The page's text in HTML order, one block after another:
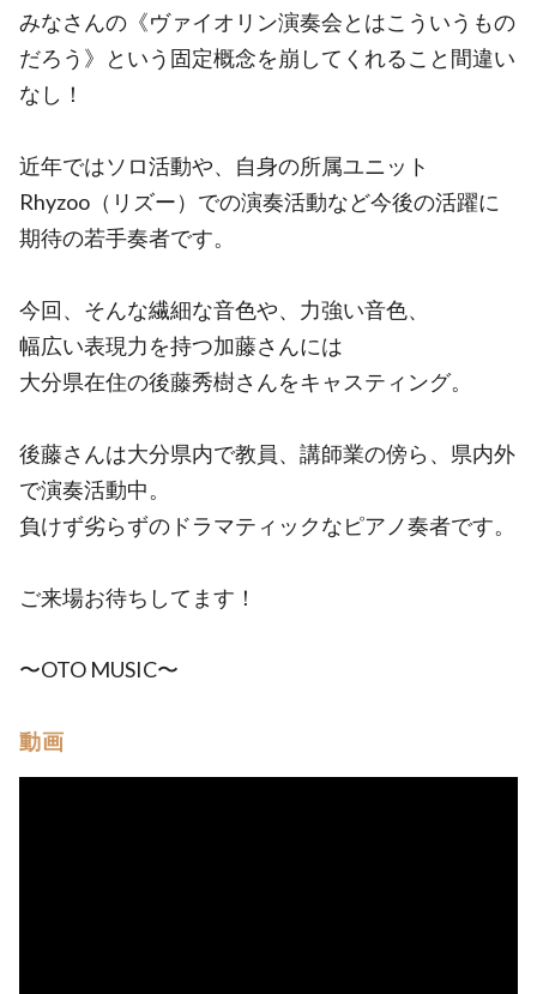
みなさんの《ヴァイオリン演奏会とはこういうもの
だろう》という固定概念を崩してくれること間違い
なし！
近年ではソロ活動や、自身の所属ユニット
Rhyzoo（リズー）での演奏活動など今後の活躍に
期待の若手奏者です。
今回、そんな繊細な音色や、力強い音色、
幅広い表現力を持つ加藤さんには
大分県在住の後藤秀樹さんをキャスティング。
後藤さんは大分県内で教員、講師業の傍ら、県内外
で演奏活動中。
負けず劣らずのドラマティックなピアノ奏者です。
ご来場お待ちしてます！
〜OTO MUSIC〜
動画